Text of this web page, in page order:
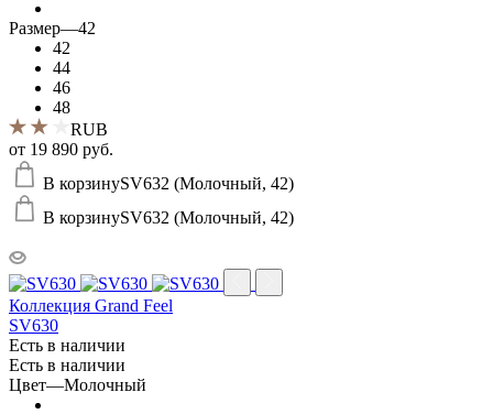
Размер—42
42
44
46
48
RUB
от 19 890 руб.
В корзинуSV632 (Молочный, 42)
В корзинуSV632 (Молочный, 42)
Коллекция Grand Feel
SV630
Есть в наличии
Есть в наличии
Цвет—Молочный